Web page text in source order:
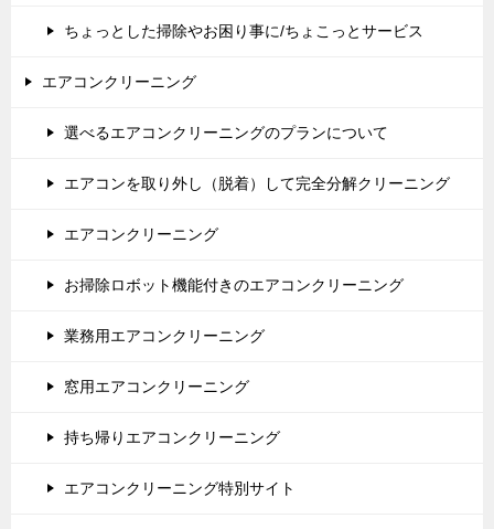
ちょっとした掃除やお困り事に/ちょこっとサービス
エアコンクリーニング
選べるエアコンクリーニングのプランについて
エアコンを取り外し（脱着）して完全分解クリーニング
エアコンクリーニング
お掃除ロボット機能付きのエアコンクリーニング
業務用エアコンクリーニング
窓用エアコンクリーニング
持ち帰りエアコンクリーニング
エアコンクリーニング特別サイト